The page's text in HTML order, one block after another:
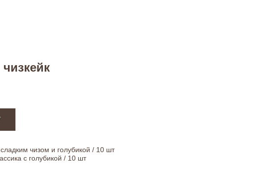
чизом и голубикой / 10 шт
с голубикой / 10 шт